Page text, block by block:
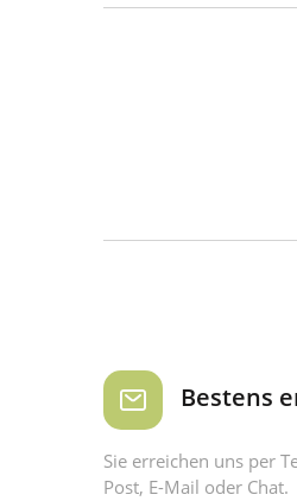
Bestens
Sie erreichen uns per
Post, E-Mail oder Chat.